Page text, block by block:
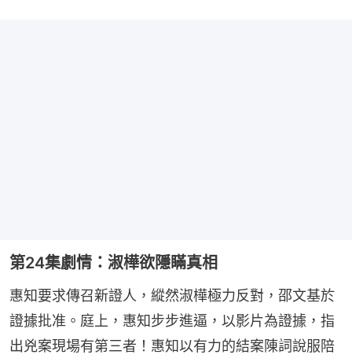
第24集劇情：淑樺欲隱瞞真相
惠知要求傳召新證人，縱然淑樺極力反對，邵文基於
證據批准。庭上，惠知步步進逼，以影片為證據，指
出兇案現場有第三者！惠知以有力的結案陳詞說服陪